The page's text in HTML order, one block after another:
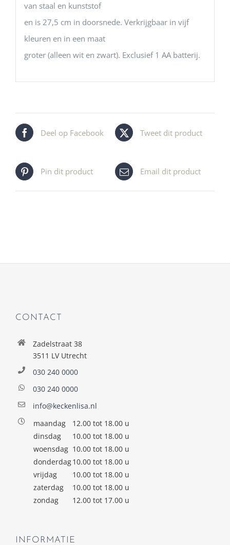
van staal en kunststof
en is 27,5 cm in doorsnede. Verkrijgbaar in vijf
kleuren en in een maat
groter (alleen wit en zwart). Exclusief 1 AA batterij.
Deel op Facebook Tweet dit product
Pin dit product Email dit product
CONTACT
Zadelstraat 38
3511 LV Utrecht
030 240 0000
030 240 0000
info@keckenlisa.nl
maandag
12.00 tot 18.00 u
dinsdag
10.00 tot 18.00 u
woensdag 10.00 tot 18.00 u
donderdag10.00 tot 18.00 u
vrijdag
10.00 tot 18.00 u
zaterdag
10.00 tot 18.00 u
zondag
12.00 tot 17.00 u
INFORMATIE